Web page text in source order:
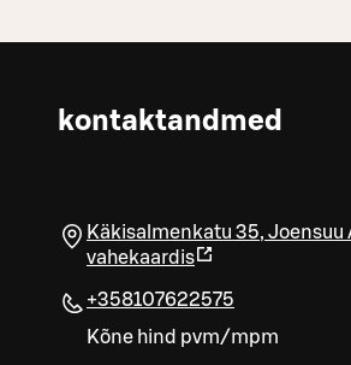
kontaktandmed
Käkisalmenkatu 35, Joensuu
vahekaardis
+358107622575
Kõne hind pvm/mpm